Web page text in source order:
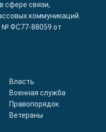
сфере связи,
коммуникаций.
№ ФС77-88059 от
Власть
Военная служба
Правопорядок
Ветераны